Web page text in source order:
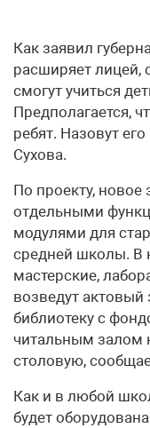
Как заявил
расширяет лицей,
смогут учиться
Предполагается,
ребят. Назовут
Сухова.
По проекту, новое
отдельными
модулями для
средней школы. В
мастерские,
возведут актовый
библиотеку с
читальным залом
столовую,
Как и в любой
будет